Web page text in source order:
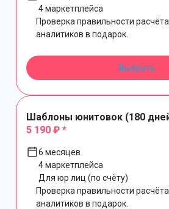
4 маркетплейса
Проверка правильности
аналитиков в подарок.
Выбрать
Шаблоны юнитовок (180
5 190 ₽ *
6 месяцев
4 маркетплейса
Для юр лиц (по счёту)
Проверка правильности
аналитиков в подарок.